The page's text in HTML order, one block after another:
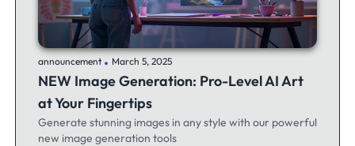
announcement .March 5, 2025
NEW Image Generation: Pro-Level AI Art
at Your Fingertips
Generate stunning images in any style with our powerful
new image generation tools